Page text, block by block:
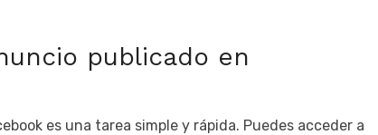
publicado en
es una tarea simple y rápida. Puedes acceder a